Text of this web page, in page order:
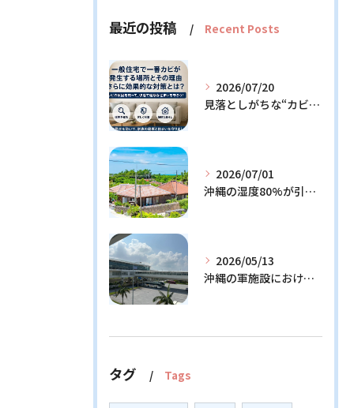
最近の投稿 Recent Posts
2026/07/20
見落としがちな“カビの温床”を徹底解説！今日からできる予防策とは？
2026/07/01
沖縄の湿度80%が引き起こすカビ問題！効果的な対策3選と発生メカニズム解説
2026/05/13
沖縄の軍施設における通信設備に潜む隠れたリスクとその解決策
タグ Tags